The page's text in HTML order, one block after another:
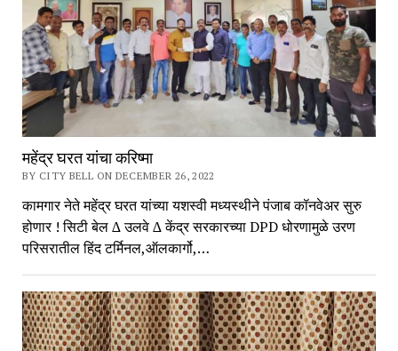
महेंद्र घरत यांचा करिष्मा
BY CITY BELL ON DECEMBER 26, 2022
कामगार नेते महेंद्र घरत यांच्या यशस्वी मध्यस्थीने पंजाब कॉनवेअर सुरु
होणार ! सिटी बेल ∆ उलवे ∆ केंद्र सरकारच्या DPD धोरणामुळे उरण
परिसरातील हिंद टर्मिनल,ऑलकार्गो,…